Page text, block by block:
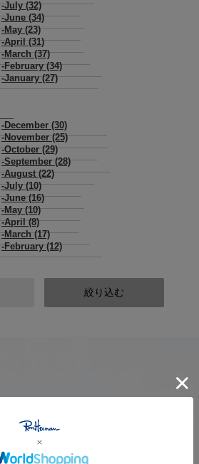
July (32)
June (34)
May (23)
April (31)
March (37)
February (34)
January (27)
December (30)
November (25)
October (29)
September (28)
August (22)
July (10)
June (16)
May (10)
April (8)
March (17)
February (12)
絞り込む